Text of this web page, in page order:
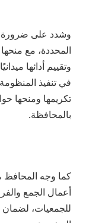
وشدد على ضرورة
المحددة، مع
وتقييم أدائها
في تنفيذ
تكريمها ومنحها
بالمحافظة.
كما وجه المحافظ
أعمال الجمع
للجمعيات،